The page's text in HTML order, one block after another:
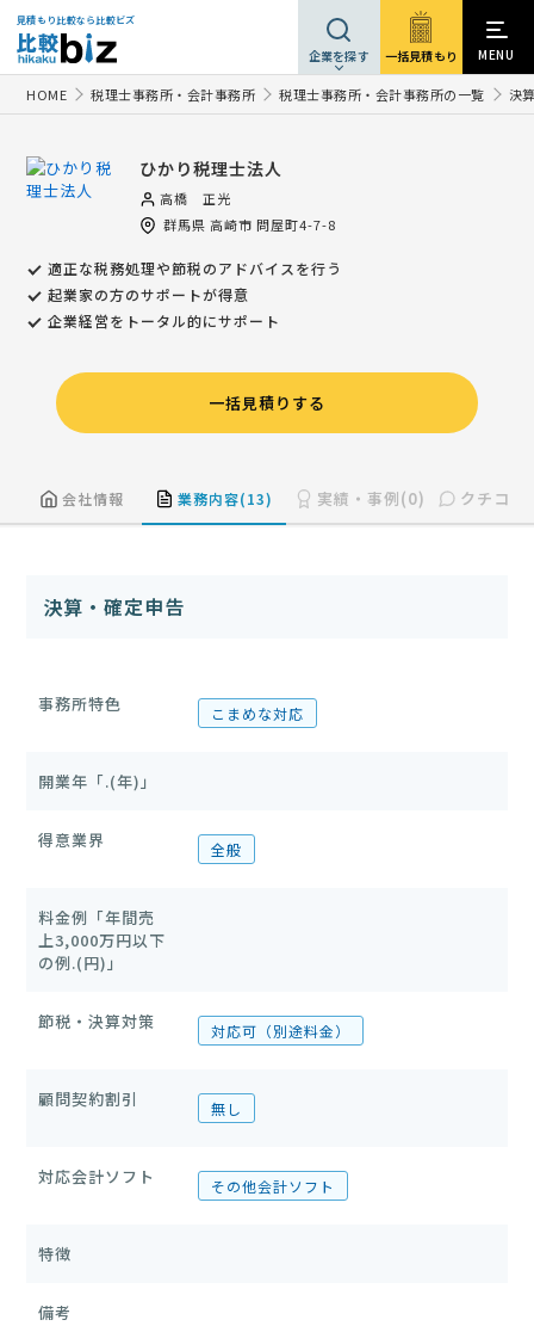
見積もり比較なら比較ビズ
企業を探す 一括見積もり MENU
HOME 税理士事務所・会計事務所 税理士事務所・会計事務所の一覧 決
ひかり税理士法人
高橋 正光
群馬県 高崎市 問屋町4-7-8
適正な税務処理や節税のアドバイスを行う
起業家の方のサポートが得意
企業経営をトータル的にサポート
一括見積りする
会社情報 業務内容(13) 実績・事例(0) クチコ
決算・確定申告
事務所特色 こまめな対応
開業年「.(年)」
得意業界 全般
料金例「年間売
上3,000万円以下
の例.(円)」
節税・決算対策 対応可（別途料金）
顧問契約割引 無し
対応会計ソフト その他会計ソフト
特徴
備考